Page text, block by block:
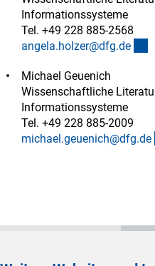
Informationssysteme
Tel. +49 228 885-2568
angela.holzer@dfg.de
Michael Geuenich
Wissenschaftliche
Informationssysteme
Tel. +49 228 885-2009
michael.geuenich@dfg.de